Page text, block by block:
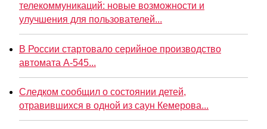
телекоммуникаций: новые возможности и
улучшения для пользователей...
В России стартовало серийное производство
автомата А-545...
Следком сообщил о состоянии детей,
отравившихся в одной из саун Кемерова...